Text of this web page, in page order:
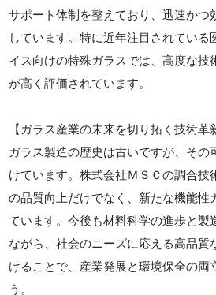
サポート体制を整えており、迅速かつ
しています。特に近年注目されている
イス向けの特殊ガラスでは、高度な技
が高く評価されています。
【ガラス産業の未来を切り拓く技術革
ガラス製造の歴史は古いですが、その
けています。株式会社ＭＳＣの調合技
の品質向上だけでなく、新たな機能性
ています。今後も材料科学の進歩と製
ながら、社会のニーズに応える高品質
けることで、産業発展と環境保全の両
う。